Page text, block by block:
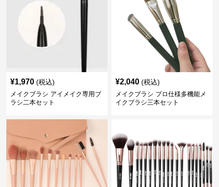
¥1,970 (税込)
メイクブラシ アイメイク専用ブ
ラシ二本セット
¥2,040 (税込)
メイクブラシ プロ仕様多機能メ
イクブラシ三本セット